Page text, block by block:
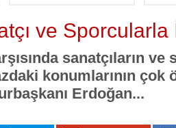
ve Sporcularla
sanatçıların
konumlarının çok
Erdoğan...